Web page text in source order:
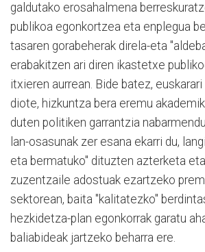
galdutako erosahalmena
publikoa egonkortzea eta enplegua
tasaren gorabeherak direla-eta
erabakitzen ari diren ikastetxe
itxieren aurrean. Bide batez,
diote, hizkuntza bera eremu
duten politiken garrantzia
lan-osasunak zer esana ekarri du,
eta bermatuko" dituzten azterketa
zuzentzaile adostuak ezartzeko
sektorean, baita "kalitatezko"
hezkidetza-plan egonkorrak garatu
baliabideak jartzeko beharra ere.